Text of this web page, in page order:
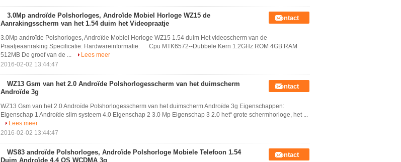
3.0Mp androïde Polshorloges, Androïde Mobiel Horloge WZ15 de
Aanrakingsscherm van het 1.54 duim het Videopraatje
Contact
3.0Mp androïde Polshorloges, Androïde Mobiel Horloge WZ15 1.54 duim Het videoscherm van de
Praatjeaanraking Specificatie: Hardwareinformatie: Cpu MTK6572--Dubbele Kern 1.2GHz ROM 4GB RAM
512MB De groef van de ...
Lees meer
2016-02-02 13:44:47
WZ13 Gsm van het 2.0 Androïde Polshorlogesscherm van het duimscherm
Androïde 3g
Contact
WZ13 Gsm van het 2.0 Androïde Polshorlogesscherm van het duimscherm Androïde 3g Eigenschappen:
Eigenschap 1 Androïde slim systeem 4.0 Eigenschap 2 3.0 Mp Eigenschap 3 2.0 het“ grote schermhorloge, het ...
Lees meer
2016-02-02 13:44:47
WS83 androïde Polshorloges, Androïde Polshorloge Mobiele Telefoon 1.54
Duim Androïde 4.4 OS WCDMA 3g
Contact